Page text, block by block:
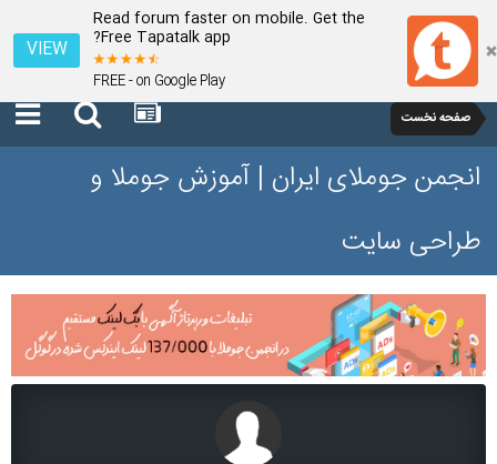
Read forum faster on mobile. Get the
Free Tapatalk app?
FREE - on Google Play
VIEW
صفحه نخست
انجمن جوملای ایران | آموزش جوملا و
طراحی سایت